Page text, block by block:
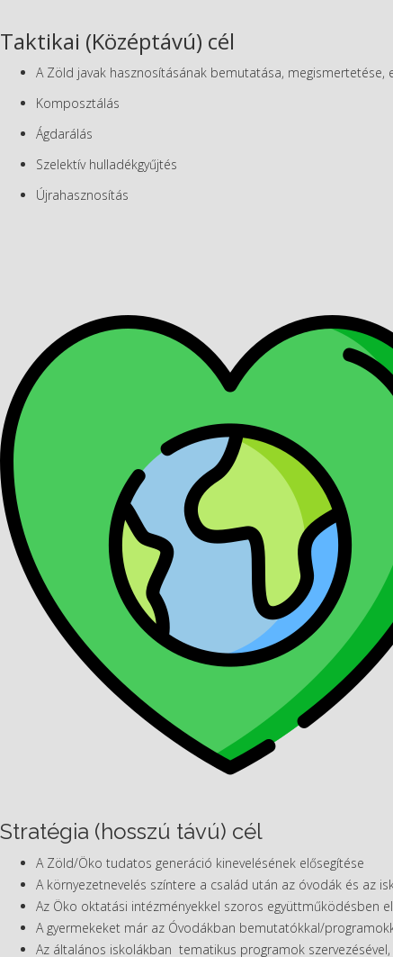
Taktikai (Középtávú) cél
A Zöld javak hasznosításának bemutatása, megismertetése,
Komposztálás
Ágdarálás
Szelektív hulladékgyűjtés
Újrahasznosítás
Stratégia (hosszú távú) cél
A Zöld/Öko tudatos generáció kinevelésének elősegítése
A környezetnevelés színtere a család után az óvodák és az
Az Öko oktatási intézményekkel szoros együttműködésben
A gyermekeket már az Óvodákban bemutatókkal/
Az általános iskolákban tematikus programok